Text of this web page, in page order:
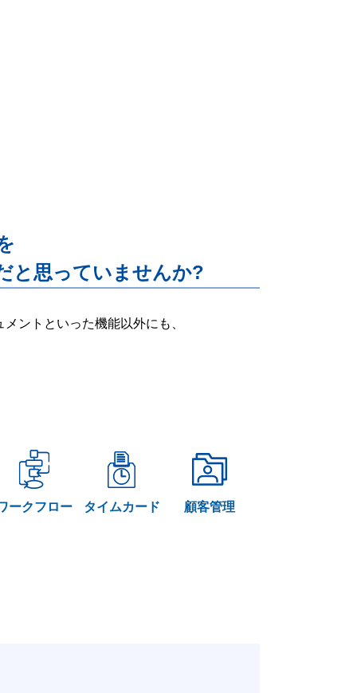
と思っていませんか?
ントといった機能以外にも、
ークフロー タイムカード 顧客管理